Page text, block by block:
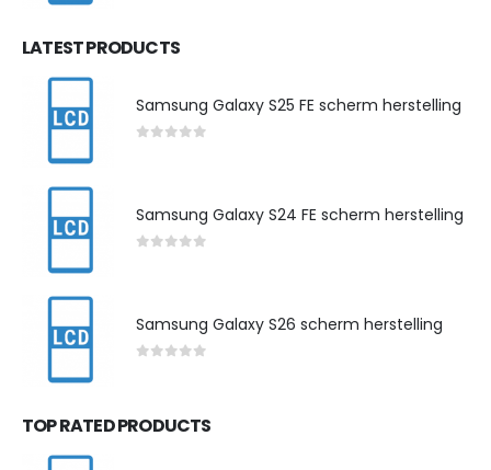
LATEST PRODUCTS
Samsung Galaxy S25 FE scherm herstelling
Samsung Galaxy S24 FE scherm herstelling
Samsung Galaxy S26 scherm herstelling
TOP RATED PRODUCTS